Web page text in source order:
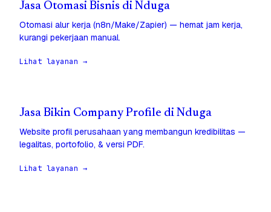
Jasa Otomasi Bisnis di Nduga
Otomasi alur kerja (n8n/Make/Zapier) — hemat jam kerja,
kurangi pekerjaan manual.
Lihat layanan →
Jasa Bikin Company Profile di Nduga
Website profil perusahaan yang membangun kredibilitas —
legalitas, portofolio, & versi PDF.
Lihat layanan →